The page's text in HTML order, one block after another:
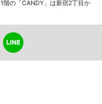
1階の「CANDY」は新宿2丁目か